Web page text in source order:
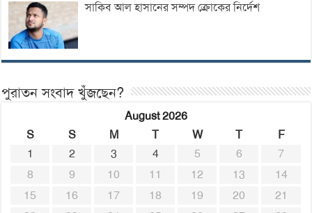
সাকিব আল হাসানের সম্পদ ক্রোকের নির্দেশ
পুরাতন সংবাদ খুঁজছেন?
August 2026
S
S M T W T
F
1
2 3 4 5 6
7
8
9 10 11 12 13
14
15
16 17 18 19 20
21